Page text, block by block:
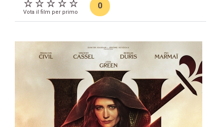
Vota il film per primo
0